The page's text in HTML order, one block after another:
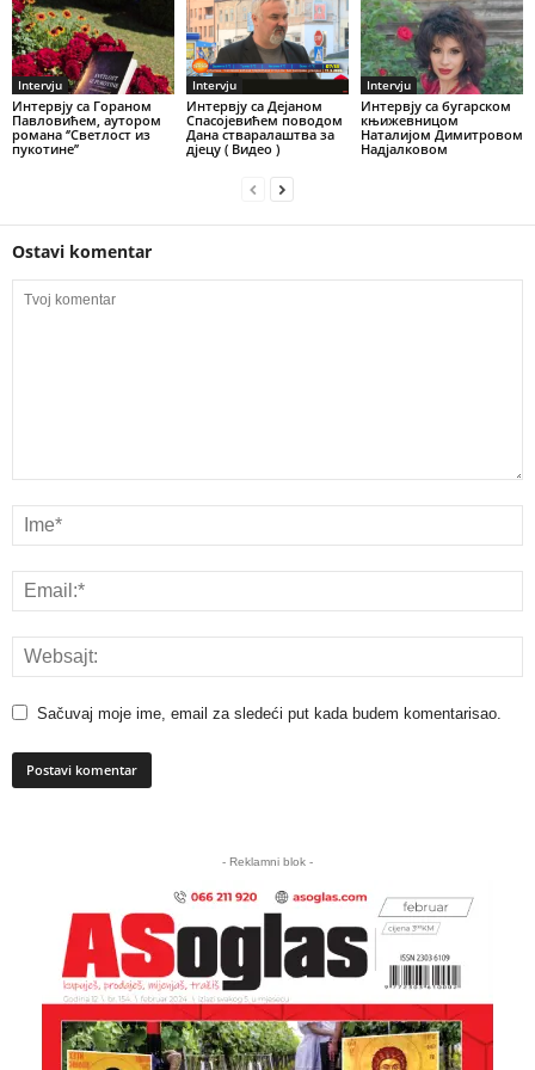
Intervju
Интервју са Гораном
Павловићем, аутором
романа ‘’Светлост из
пукотине’’
Intervju
Интервју са Дејаном
Спасојевићем поводом
Дана стваралаштва за
дјецу ( Видео )
Intervju
Интервју са бугарском
књижевницом
Наталијом Димитровом
Надјалковом
Ostavi komentar
Sačuvaj moje ime, email za sledeći put kada budem komentarisao.
- Reklamni blok -